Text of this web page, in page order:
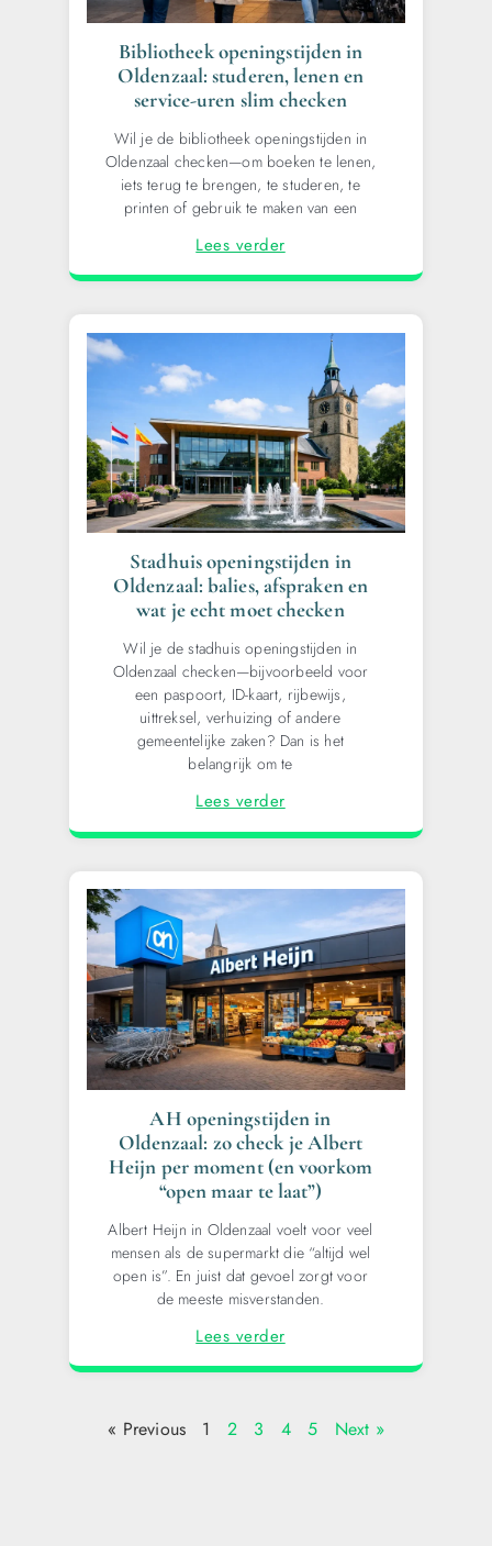
Bibliotheek openingstijden in
Oldenzaal: studeren, lenen en
service-uren slim checken
Wil je de bibliotheek openingstijden in
Oldenzaal checken—om boeken te lenen,
iets terug te brengen, te studeren, te
printen of gebruik te maken van een
Lees verder
Stadhuis openingstijden in
Oldenzaal: balies, afspraken en
wat je echt moet checken
Wil je de stadhuis openingstijden in
Oldenzaal checken—bijvoorbeeld voor
een paspoort, ID-kaart, rijbewijs,
uittreksel, verhuizing of andere
gemeentelijke zaken? Dan is het
belangrijk om te
Lees verder
AH openingstijden in
Oldenzaal: zo check je Albert
Heijn per moment (en voorkom
“open maar te laat”)
Albert Heijn in Oldenzaal voelt voor veel
mensen als de supermarkt die “altijd wel
open is”. En juist dat gevoel zorgt voor
de meeste misverstanden.
Lees verder
« Previous 1 2 3 4 5 Next »